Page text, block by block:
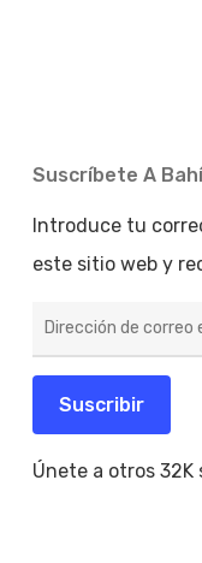
Suscríbete A
Introduce tu
este sitio web y
de
electrónico
Suscribir
Únete a otros